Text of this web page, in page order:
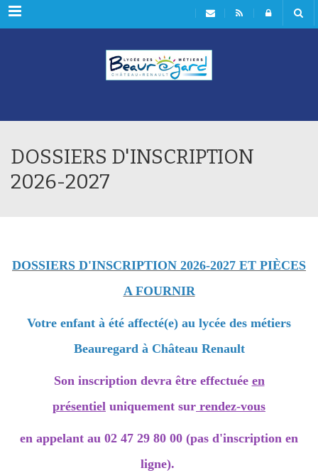
Rubriques
DOSSIERS D'INSCRIPTION
2026-2027
DOSSIERS D'INSCRIPTION 2026-2027 ET PIÈCES
A FOURNIR
Votre enfant à été affecté(e) au lycée des métiers
Beauregard à Château Renault
Son inscription devra être effectuée en
présentiel uniquement sur rendez-vous
en appelant au 02 47 29 80 00 (pas d'inscription en
ligne).